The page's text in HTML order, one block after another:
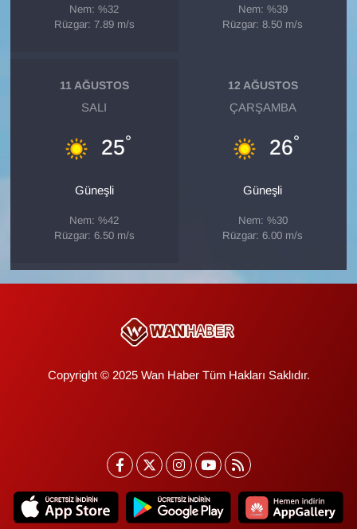
Nem: %32
Rüzgar: 7.89 m/s
Nem: %39
Rüzgar: 8.50 m/s
11 AĞUSTOS
SALI
25°
Güneşli
Nem: %42
Rüzgar: 6.50 m/s
12 AĞUSTOS
ÇARŞAMBA
26°
Güneşli
Nem: %30
Rüzgar: 6.00 m/s
Copyright © 2025 Wan Haber Tüm Hakları Saklıdır.
Turizm
Vasıta
YAŞAM
YEREL